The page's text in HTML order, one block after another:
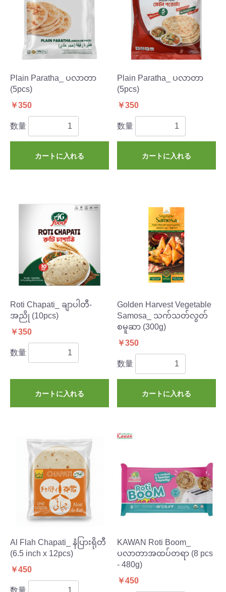
Plain Paratha_ ပလာတာ
(5pcs)
￥350
数量
カートに入れる
Plain Paratha_ ပလာတာ
(5pcs)
￥350
数量
カートに入れる
Roti Chapati_ ချာပါတီ-
အညို (10pcs)
￥350
数量
カートに入れる
Golden Harvest Vegetable
Samosa_ သက်သတ်လွတ်
စမူဆာ (300g)
￥350
数量
カートに入れる
Al Flah Chapati_ နံပြားရိုတီ
(6.5 inch x 12pcs)
￥450
数量
KAWAN Roti Boom_
ပလာတာအထပ်တရာ (8 pcs
- 480g)
￥450